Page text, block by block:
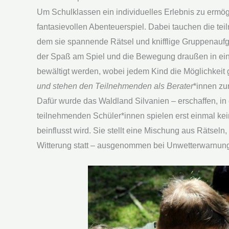
Um Schulklassen ein individuelles Erlebnis zu
fantasievollen Abenteuerspiel. Dabei tauchen die
dem sie spannende Rätsel und knifflige
der Spaß am Spiel und die Bewegung draußen in
bewältigt werden, wobei jedem Kind die
und stehen den Teilnehmenden als Berater*innen
Dafür wurde das Waldland Silvanien – erschaffen,
teilnehmenden Schüler*innen spielen erst einmal
beinflusst wird. Sie stellt eine Mischung aus
Witterung statt – ausgenommen bei